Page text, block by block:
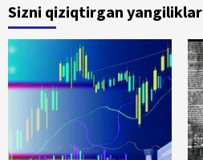
Sizni qiziqtirgan yangiliklar